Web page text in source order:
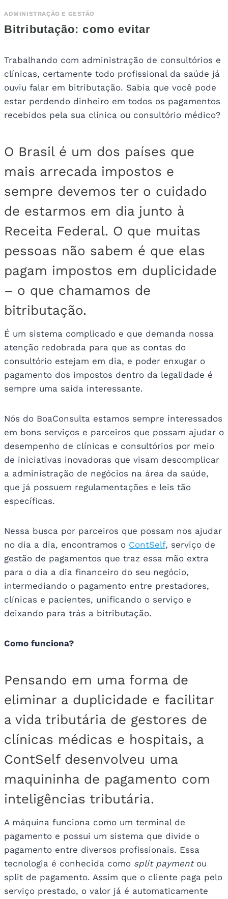
ADMINISTRAÇÃO E GESTÃO
Bitributação: como evitar
Trabalhando com administração de consultórios e
clínicas, certamente todo profissional da saúde já
ouviu falar em bitributação. Sabia que você pode
estar perdendo dinheiro em todos os pagamentos
recebidos pela sua clínica ou consultório médico?
O Brasil é um dos países que
mais arrecada impostos e
sempre devemos ter o cuidado
de estarmos em dia junto à
Receita Federal. O que muitas
pessoas não sabem é que elas
pagam impostos em duplicidade
– o que chamamos de
bitributação.
É um sistema complicado e que demanda nossa
atenção redobrada para que as contas do
consultório estejam em dia, e poder enxugar o
pagamento dos impostos dentro da legalidade é
sempre uma saída interessante.
Nós do BoaConsulta estamos sempre interessados
em bons serviços e parceiros que possam ajudar o
desempenho de clínicas e consultórios por meio
de iniciativas inovadoras que visam descomplicar
a administração de negócios na área da saúde,
que já possuem regulamentações e leis tão
específicas.
Nessa busca por parceiros que possam nos ajudar
no dia a dia, encontramos o ContSelf, serviço de
gestão de pagamentos que traz essa mão extra
para o dia a dia financeiro do seu negócio,
intermediando o pagamento entre prestadores,
clínicas e pacientes, unificando o serviço e
deixando para trás a bitributação.
Como funciona?
Pensando em uma forma de
eliminar a duplicidade e facilitar
a vida tributária de gestores de
clínicas médicas e hospitais, a
ContSelfdesenvolveu uma
maquininha de pagamento com
inteligências tributária.
A máquina funciona como um terminal de
pagamento e possui um sistema que divide o
pagamento entre diversos profissionais. Essa
tecnologia é conhecida como split paymentou
split de pagamento. Assim que o cliente paga pelo
serviço prestado, o valor já é automaticamente